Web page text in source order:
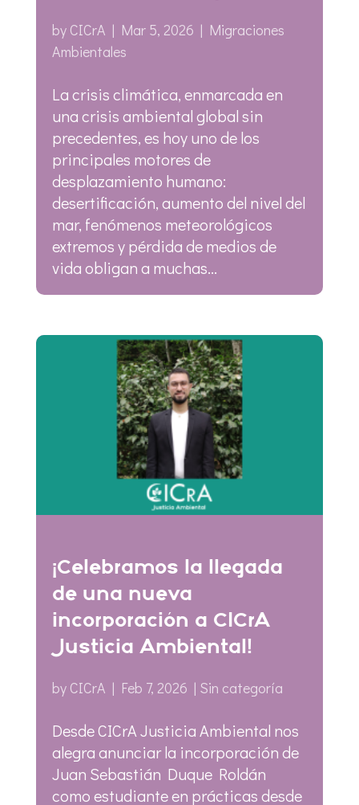
by CICrA | Mar 5, 2026 | Migraciones
Ambientales
La crisis climática, enmarcada en
una crisis ambiental global sin
precedentes, es hoy uno de los
principales motores de
desplazamiento humano:
desertificación, aumento del nivel del
mar, fenómenos meteorológicos
extremos y pérdida de medios de
vida obligan a muchas...
¡Celebramos la llegada
de una nueva
incorporación a CICrA
Justicia Ambiental!
by CICrA | Feb 7, 2026 | Sin categoría
Desde CICrA Justicia Ambiental nos
alegra anunciar la incorporación de
Juan Sebastián Duque Roldán
como estudiante en prácticas desde